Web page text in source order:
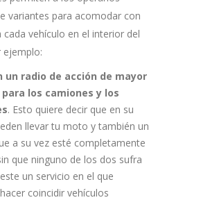
variantes para acomodar con
cada vehículo en el interior del
ejemplo:
un radio de acción de mayor
los camiones y los
. Esto quiere decir que en su
llevar tu moto y también un
a su vez esté completamente
que ninguno de los dos sufra
un servicio en el que
coincidir vehículos